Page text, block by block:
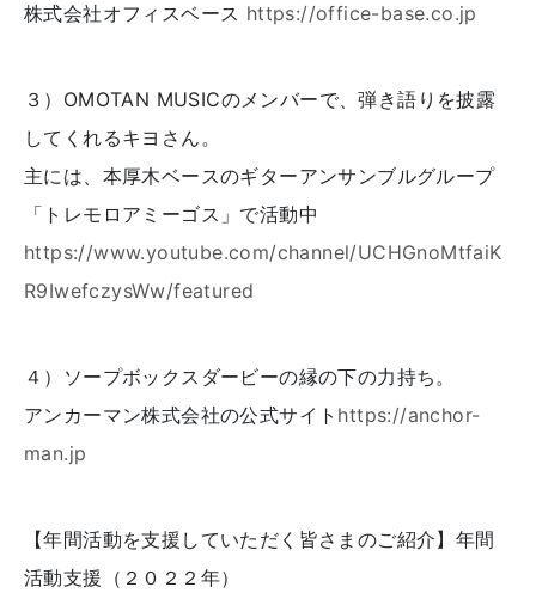
株式会社オフィスベース https://office-base.co.jp
３）OMOTAN MUSICのメンバーで、弾き語りを披露
してくれるキヨさん。
主には、本厚木ベースのギターアンサンブルグループ
「トレモロアミーゴス」で活動中
https://www.youtube.com/channel/UCHGnoMtfaiK
R9IwefczysWw/featured
４）ソープボックスダービーの縁の下の力持ち。
アンカーマン株式会社の公式サイト https://anchor-
man.jp
【年間活動を支援していただく皆さまのご紹介】年間
活動支援（２０２２年）